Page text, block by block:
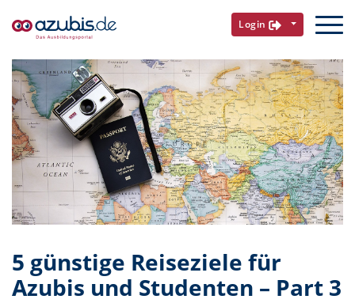
Login
5 günstige Reiseziele für
Azubis und Studenten – Part 3